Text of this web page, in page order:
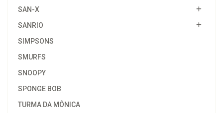
SAN-X
SANRIO
SIMPSONS
SMURFS
SNOOPY
SPONGE BOB
TURMA DA MÔNICA